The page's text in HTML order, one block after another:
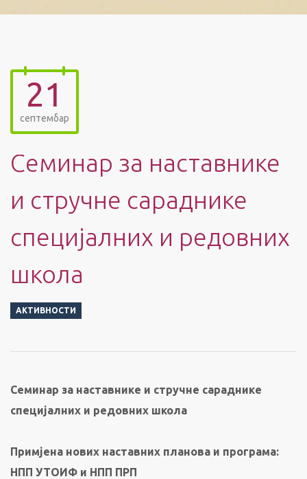
21
септембар
Семинар за наставнике
и стручне сараднике
специјалних и редовних
школа
АКТИВНОСТИ
Семинар за наставнике и стручне сараднике
специјалних и редовних школа
Примјена нових наставних планова и програма:
НПП УТОИФ и НПП ПРП